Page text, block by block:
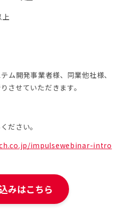
上
ム開発事業者様、同業他社様、
させていただきます。
ださい。
impulsewebinar-intro
みはこちら